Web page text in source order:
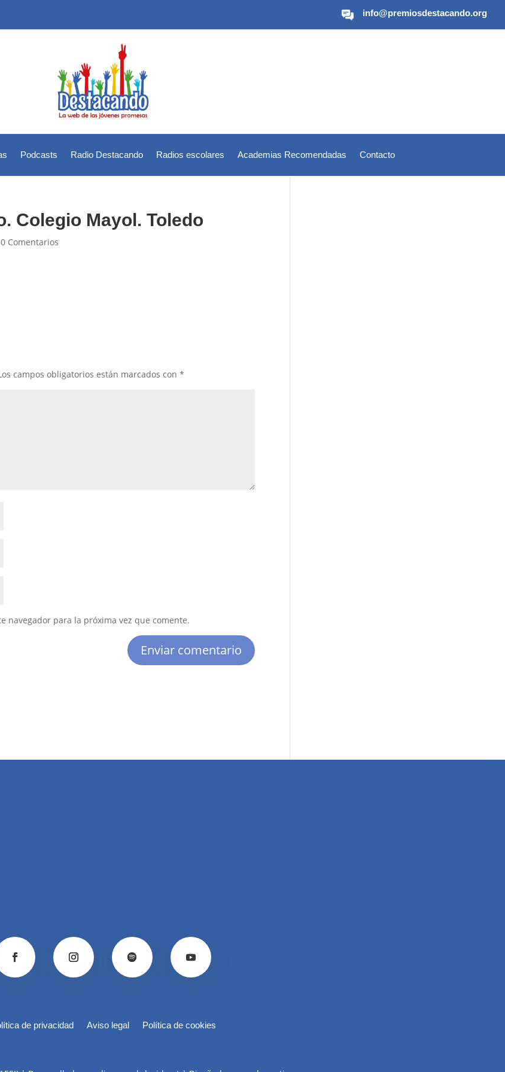
info@premiosdestacando.org
Podcasts Radio Destacando Radios escolares Academias Recomendadas Contacto
Colegio Mayol. Toledo
0 Comentarios
campos obligatorios están marcados con*
navegador para la próxima vez que comente.
de privacidad Aviso legal Política de cookies